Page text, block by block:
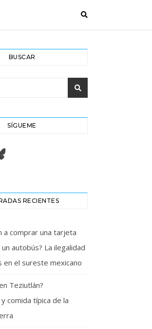
BUSCAR
SÍGUEME
RECIENTES
a comprar una tarjeta
autobús? La ilegalidad
en el sureste mexicano
Teziutlán?
comida típica de la